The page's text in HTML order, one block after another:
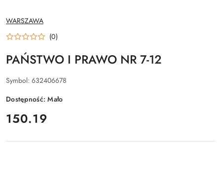
NAZWA
PRODUCENTA:
WARSZAWA
(0)
PAŃSTWO I PRAWO NR 7-12
Symbol: 632406678
Dostępność:Mało
cena:
150.19